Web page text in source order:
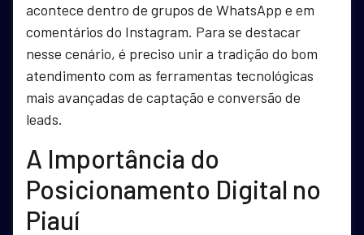
acontece dentro de grupos de WhatsApp e em
comentários do Instagram. Para se destacar
nesse cenário, é preciso unir a tradição do bom
atendimento com as ferramentas tecnológicas
mais avançadas de captação e conversão de
leads.
A Importância do
Posicionamento Digital no
Piauí